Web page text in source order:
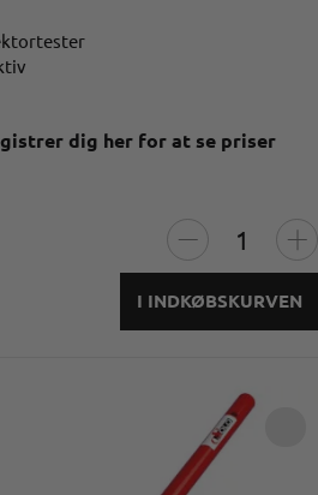
dig her for at se priser
I INDKØBSKURVEN